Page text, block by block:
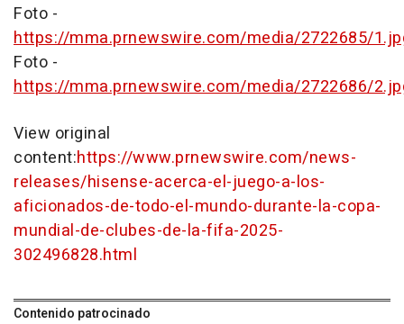
Foto -
https://mma.prnewswire.com/media/2722685/
Foto -
https://mma.prnewswire.com/media/2722686/
View original
content:https://www.prnewswire.com/news-
releases/hisense-acerca-el-juego-a-los-
aficionados-de-todo-el-mundo-durante-la-copa-
mundial-de-clubes-de-la-fifa-2025-
302496828.html
Contenido patrocinado